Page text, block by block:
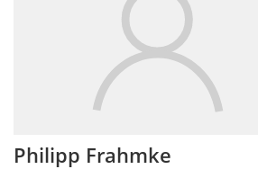
Philipp Frahmke